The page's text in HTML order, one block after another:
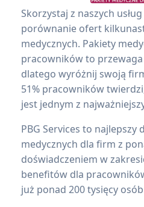
Skorzystaj z naszych
porównanie ofert
medycznych. Pakiety
pracowników to
dlatego wyróżnij swoją
51% pracowników
jest jednym z
PBG Services to najlepszy
medycznych dla firm z
doświadczeniem w
benefitów dla
już ponad 200 tysięcy